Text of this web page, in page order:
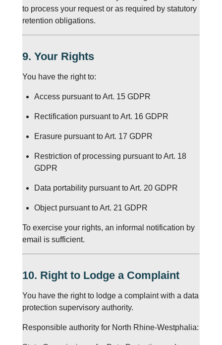
to process your request or as required by statutory
retention obligations.
9. Your Rights
You have the right to:
Access pursuant to Art. 15 GDPR
Rectification pursuant to Art. 16 GDPR
Erasure pursuant to Art. 17 GDPR
Restriction of processing pursuant to Art. 18
GDPR
Data portability pursuant to Art. 20 GDPR
Object pursuant to Art. 21 GDPR
To exercise your rights, an informal notification by
email is sufficient.
10. Right to Lodge a Complaint
You have the right to lodge a complaint with a data
protection supervisory authority.
Responsible authority for North Rhine-Westphalia: